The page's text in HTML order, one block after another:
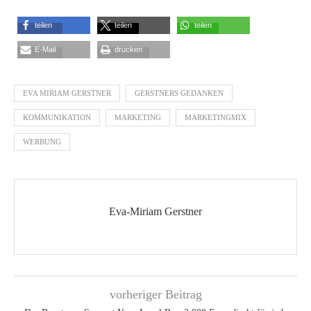
teilen teilen teilen
E-Mail drucken
EVA MIRIAM GERSTNER GERSTNERS GEDANKEN
KOMMUNIKATION MARKETING MARKETINGMIX
WERBUNG
Eva-Miriam Gerstner
vorheriger Beitrag